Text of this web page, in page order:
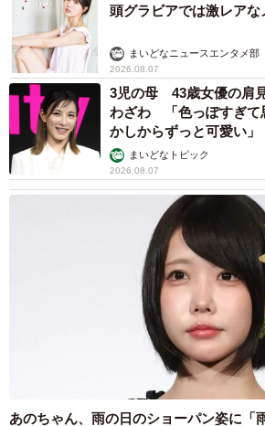
頭グラビアでは激レア
まいどなニュースエンタメ部
2026.08.07
3児の母 43歳女優の肩
わざわ 「色っぽすぎて
かしからずっと可愛い」
まいどなトピック
2026.08.07
あのちゃん、雨の日のショーパン姿に「